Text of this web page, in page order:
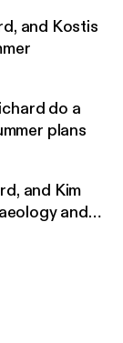
and Kostis
do a
plans
and Kim
and